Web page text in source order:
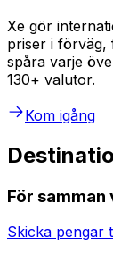
Xe gör
priser i förväg,
spåra varje
130+ valutor.
Kom igång
För samman
Skicka pengar